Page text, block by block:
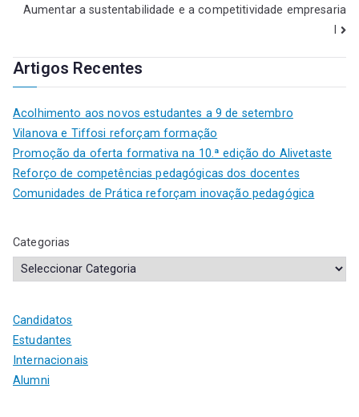
Aumentar a sustentabilidade e a competitividade empresaria
Artigos Recentes
Acolhimento aos novos estudantes a 9 de setembro
Vilanova e Tiffosi reforçam formação
Promoção da oferta formativa na 10.ª edição do Alivetaste
Reforço de competências pedagógicas dos docentes
Comunidades de Prática reforçam inovação pedagógica
Categorias
Candidatos
Estudantes
Internacionais
Alumni